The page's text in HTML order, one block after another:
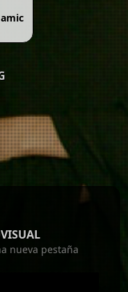
nueva pestaña